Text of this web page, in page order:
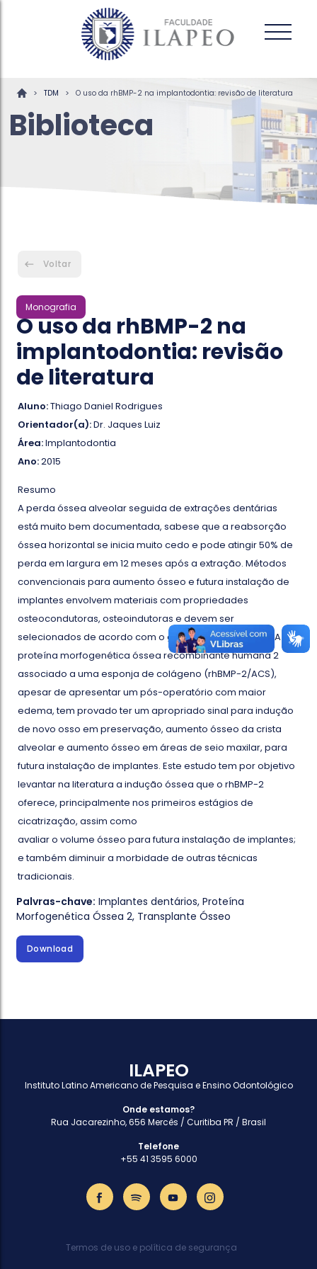
> TDM > O uso da rhBMP-2 na implantodontia: revisão de literatura
Biblioteca
Voltar
Monografia
O uso da rhBMP-2 na
implantodontia: revisão
de literatura
Aluno:Thiago Daniel Rodrigues
Orientador(a):Dr. Jaques Luiz
Área:Implantodontia
Ano:2015
Resumo
A perda óssea alveolar seguida de extrações dentárias
está muito bem documentada, sabese que a reabsorção
óssea horizontal se inicia muito cedo e pode atingir 50% de
perda em largura em 12 meses após a extração. Métodos
convencionais para aumento ósseo e futura instalação de
implantes envolvem materiais com propriedades
osteocondutoras, osteoindutoras e devem ser
selecionados de acordo com o grau de defeito ósseo. A
proteína morfogenética óssea recombinante humana 2
associado a uma esponja de colágeno (rhBMP-2/ACS),
apesar de apresentar um pós-operatório com maior
edema, tem provado ter um apropriado sinal para indução
de novo osso em preservação, aumento ósseo da crista
alveolar e aumento ósseo em áreas de seio maxilar, para
futura instalação de implantes. Este estudo tem por objetivo
levantar na literatura a indução óssea que o rhBMP-2
oferece, principalmente nos primeiros estágios de
cicatrização, assim como
avaliar o volume ósseo para futura instalação de implantes;
e também diminuir a morbidade de outras técnicas
tradicionais.
Palvras-chave: Implantes dentários,Proteína
Morfogenética Óssea 2, Transplante Ósseo
Download
ILAPEO
Instituto Latino Americano de Pesquisa e Ensino Odontológico
Onde estamos?
Rua Jacarezinho, 656 Mercês / Curitiba PR / Brasil
Telefone
+55 41 3595 6000
Termos de uso e política de segurança